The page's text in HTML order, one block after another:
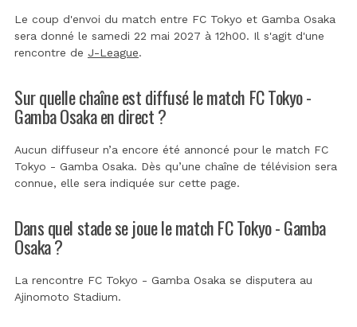
Le coup d'envoi du match entre FC Tokyo et Gamba Osaka
sera donné le samedi 22 mai 2027 à 12h00. Il s'agit d'une
rencontre de J-League.
Sur quelle chaîne est diffusé le match FC Tokyo -
Gamba Osaka en direct ?
Aucun diffuseur n’a encore été annoncé pour le match FC
Tokyo - Gamba Osaka. Dès qu’une chaîne de télévision sera
connue, elle sera indiquée sur cette page.
Dans quel stade se joue le match FC Tokyo - Gamba
Osaka ?
La rencontre FC Tokyo - Gamba Osaka se disputera au
Ajinomoto Stadium.